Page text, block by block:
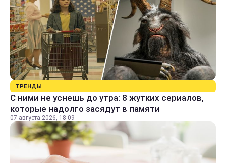
ТРЕНДЫ
С ними не уснешь до утра: 8 жутких сериалов,
которые надолго засядут в памяти
07 августа 2026, 18:09